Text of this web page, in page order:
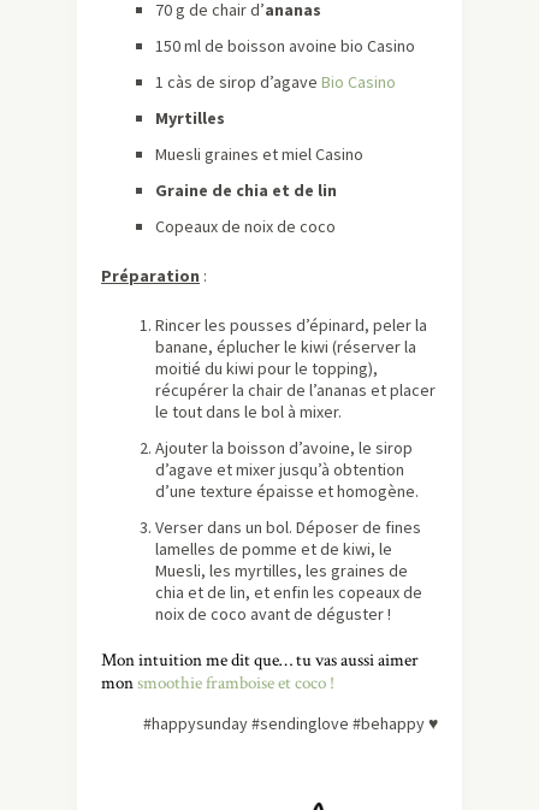
70 g de chair d’​a​nanas
150 ml de boisson avoine bio Casino
1 càs de sirop d’agave Bio Casino
Myrtilles
Muesli graines et miel Casino
Graine de chia et de lin
Copeaux de noix de coco
Préparation :
Rincer les pousses d’épinard, peler la
banane, éplucher le kiwi (réserver la
moitié du kiwi pour le topping),
récupérer la chair de l’ananas et placer
le tout dans le bol à mixer.
Ajouter la boisson d’avoine, le sirop
d’agave et mixer jusqu’à obtention
d’une texture épaisse et homogène.
Verser dans un bol. Déposer de fines
lamelles de pomme et de kiwi, le
Muesli, les myrtilles, les graines de
chia et de lin, et enfin les copeaux de
noix de coco avant de déguster !
Mon intuition me dit que… tu vas aussi aimer
monsmoothie framboise et coco !
#happysunday #sendinglove #behappy♥